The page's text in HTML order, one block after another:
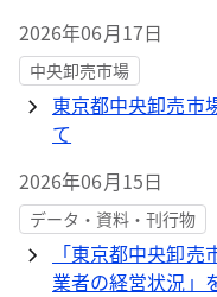
2026年06月17日
中央卸売市場
東京都中央卸売市
て
2026年06月15日
データ・資料・刊行物
「東京都中央卸
業者の経営状況」